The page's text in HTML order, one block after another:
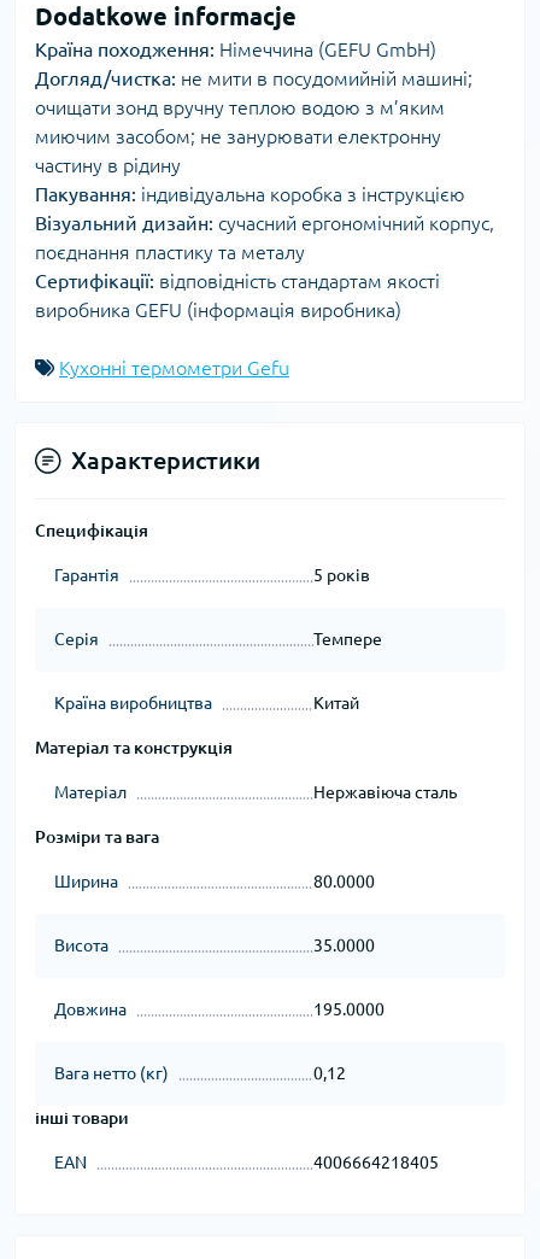
Dodatkowe informacje
Країна походження: Німеччина (GEFU GmbH)
Догляд/чистка: не мити в посудомийній машині;
очищати зонд вручну теплою водою з м’яким
миючим засобом; не занурювати електронну
частину в рідину
Пакування: індивідуальна коробка з інструкцією
Візуальний дизайн: сучасний ергономічний корпус,
поєднання пластику та металу
Сертифікації: відповідність стандартам якості
виробника GEFU (інформація виробника)
Кухонні термометри Gefu
Характеристики
Специфікація
Гарантія 5 років
Серія Темпере
Країна виробництва Китай
Матеріал та конструкція
Матеріал Нержавіюча сталь
Розміри та вага
Ширина 80.0000
Висота 35.0000
Довжина 195.0000
Вага нетто (кг) 0,12
інші товари
EAN 4006664218405